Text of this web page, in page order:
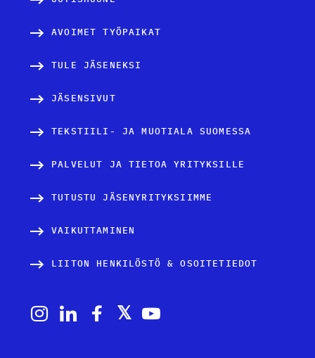
AVOIMET TYÖPAIKAT
TULE JÄSENEKSI
JÄSENSIVUT
TEKSTIILI- JA MUOTIALA SUOMESSA
PALVELUT JA TIETOA YRITYKSILLE
TUTUSTU JÄSENYRITYKSIIMME
VAIKUTTAMINEN
LIITON HENKILÖSTÖ & OSOITETIEDOT